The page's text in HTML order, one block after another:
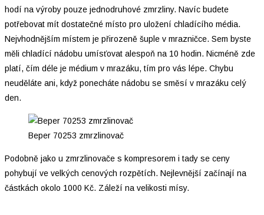
hodí na výroby pouze jednodruhové zmrzliny. Navíc budete
potřebovat mít dostatečné místo pro uložení chladícího média.
Nejvhodnějším místem je přirozeně šuple v mrazničce. Sem byste
měli chladící nádobu umísťovat alespoň na 10 hodin. Nicméně zde
platí, čím déle je médium v mrazáku, tím pro vás lépe. Chybu
neuděláte ani, když ponecháte nádobu se směsí v mrazáku celý
den.
Beper 70253 zmrzlinovač
Podobně jako u zmrzlinovače s kompresorem i tady se ceny
pohybují ve velkých cenových rozpětích. Nejlevnější začínají na
částkách okolo 1000 Kč. Záleží na velikosti mísy.